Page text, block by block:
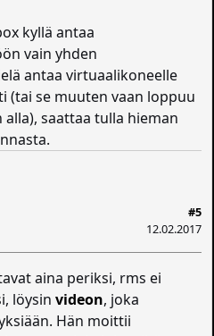
kyllä antaa
vain yhden
antaa virtuaalikoneelle
(tai se muuten vaan loppuu
saattaa tulla hieman
#5
12.02.2017
aina periksi, rms ei
löysinvideon, joka
Hän moittii